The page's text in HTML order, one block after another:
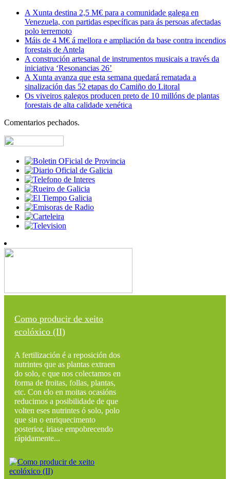
A Xunta destina 2,5 M€ para a comunidade galega en
Venezuela, con partidas específicas para ás persoas afectadas
polo terremoto
Máis de 4 M€ á mellora e ampliación da base contra incendios
forestais de Antela
A construción artesanal de instrumentos musicais a través da
iniciativa ‘Resonancias 26’
A Xunta avanza que esta semana quedará rematada a
sinalización das 52 etapas do Camiño do Litoral
Os viveiros galegos producen preto de 10 millóns de plantas
forestais de alta calidade xenética
Comentarios pechados.
Como producir de xeito
ecolóxico (II)
A fertilización é a reposición dos
nutrintes que as plantas extraen
do solo, e que nos colectamos en
forma de froitas, follas, plantas,
etc. Con elo en moitas ocasións
reducimos a posibilidade de que
volten eses nutrintes ó solo, polo
que sin o enriquecimento
posterior, iriase empobrecendo
rápidamente...